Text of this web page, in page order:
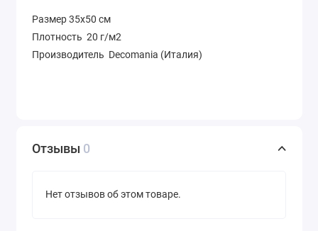
Размер 35х50 см
Плотность 20 г/м2
Производитель Decomania (Италия)
Отзывы 0
Нет отзывов об этом товаре.